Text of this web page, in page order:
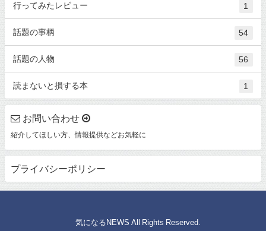
行ってみたレビュー 1
話題の事柄 54
話題の人物 56
読まないと損する本 1
お問い合わせ
紹介してほしい方、情報提供などお気軽に
プライバシーポリシー
© 気になるNEWS All Rights Reserved.